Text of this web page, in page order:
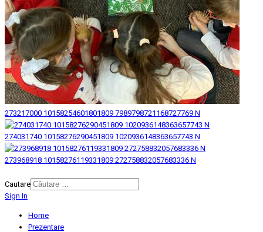
273217000 10158254601801809 7989798721168727769 N
274031740 10158276290451809 1020936148363657743 N
273968918 10158276119331809 272758832057683336 N
Cautare
Sign In
Home
Prezentare